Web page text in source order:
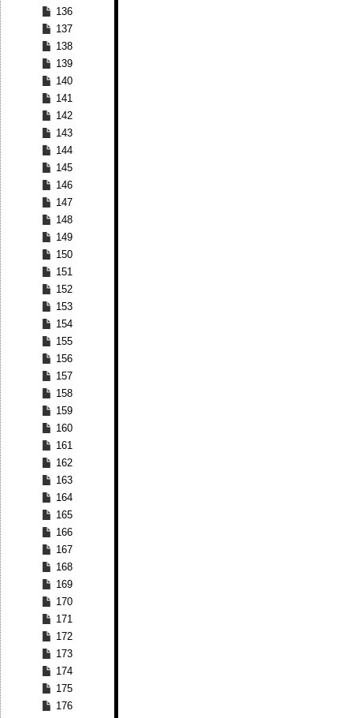
136
137
138
139
140
141
142
143
144
145
146
147
148
149
150
151
152
153
154
155
156
157
158
159
160
161
162
163
164
165
166
167
168
169
170
171
172
173
174
175
176